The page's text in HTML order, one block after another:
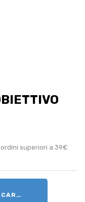
ordini superiori a 39€